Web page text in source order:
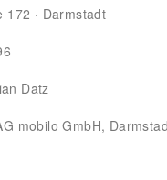
172 · Darmstadt
Datz
mobilo GmbH,